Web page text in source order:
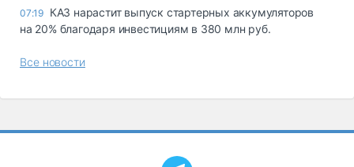
07:19 КАЗ нарастит выпуск стартерных аккумуляторов
на 20% благодаря инвестициям в 380 млн руб.
Все новости